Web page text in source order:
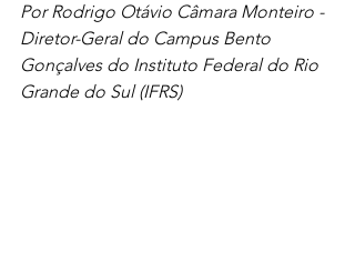
Por Rodrigo Otávio Câmara Monteiro -
Diretor-Geral do Campus Bento
Gonçalves do Instituto Federal do Rio
Grande do Sul (IFRS)